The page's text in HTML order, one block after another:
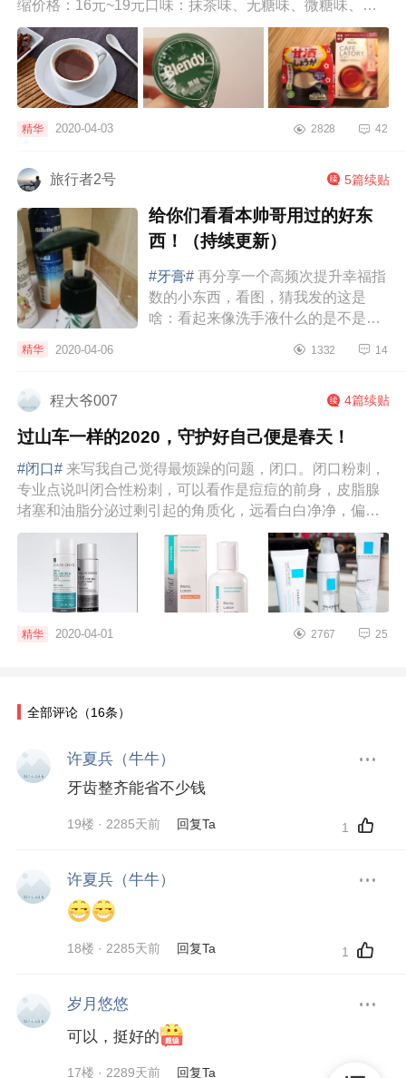
缩价格：16元~19元口味：抹茶味、无糖味、微糖味、焦
糖拿铁味、红茶味、可可味减...
精华 2020-04-03 2828 42
旅行者2号 5篇续贴
给你们看看本帅哥用过的好东
西！（持续更新）
#牙膏# 再分享一个高频次提升幸福指
数的小东西，看图，猜我发的这是
啥：看起来像洗手液什么的是不是？
前家里也是使用挤压捏扁后出牙膏的
精华 2020-04-06 1332 14
程大爷007 4篇续贴
过山车一样的2020，守护好自己便是春天！
#闭口# 来写我自己觉得最烦躁的问题，闭口。闭口粉刺，
专业点说叫闭合性粉刺，可以看作是痘痘的前身，皮脂腺
堵塞和油脂分泌过剩引起的角质化，远看白白净净，偏光
一照白色突起，挤...
精华 2020-04-01 2767 25
全部评论（16条）
许夏兵（牛牛）
牙齿整齐能省不少钱
19楼 · 2285天前 回复Ta 1
许夏兵（牛牛）
18楼 · 2285天前 回复Ta 1
岁月悠悠
可以，挺好的
17楼 · 2289天前 回复Ta